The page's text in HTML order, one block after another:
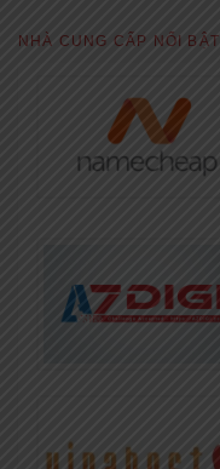
NHÀ CUNG CẤP NỔI BẬT